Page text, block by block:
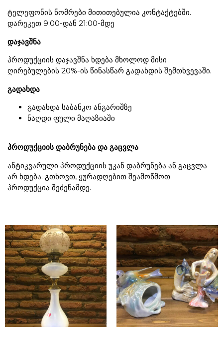
ტელეფონის ნომრები მითითებულია კონტაქტებში.
დარეკეთ 9:00-დან 21:00-მდე
დაჯავშნა
პროდუქციის დაჯავშნა ხდება მხოლოდ მისი
ღირებულების 20%-ის წინასწარ გადახდის შემთხვევაში.
გადახდა
გადახდა საბანკო ანგარიშზე
ნაღდი ფული მაღაზიაში
პროდუქციის დაბრუნება და გაცვლა
ანტიკვარული პროდუქციის უკან დაბრუნება ან გაცვლა
არ ხდება. გთხოვთ, ყურადღებით შეამოწმოთ
პროდუქცია შეძენამდე.